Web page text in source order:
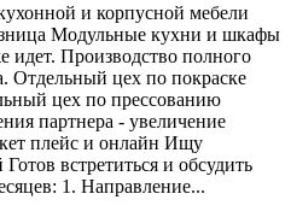
и корпусной мебели
Модульные кухни и шкафы
идет. Производство полного
Отдельный цех по покраске
цех по прессованию
партнера - увеличение
плейс и онлайн Ищу
встретиться и обсудить
1. Направление...